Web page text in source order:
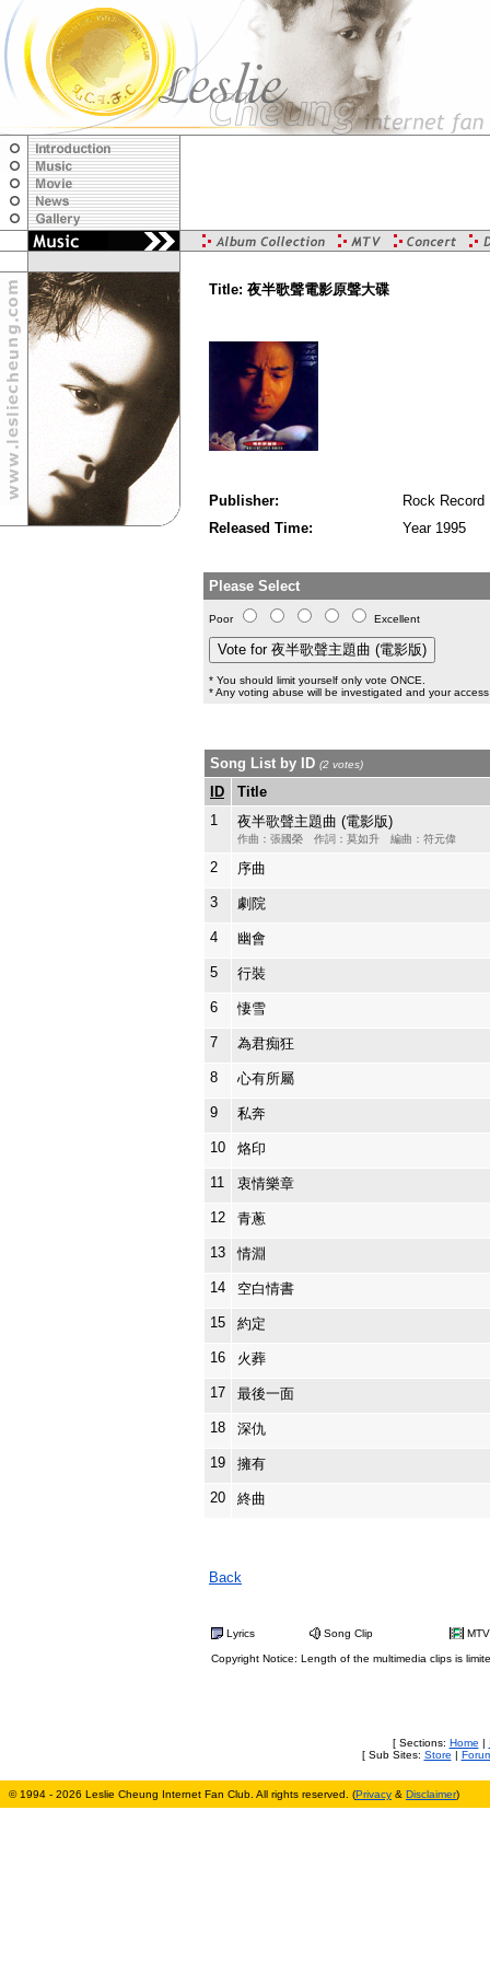
Title: 夜半歌聲電影原聲大碟
Publisher:
Rock Record
Released Time:
Year 1995
Please Select
Poor Excellent
* You should limit yourself only vote ONCE.
* Any voting abuse will be investigated and your
Song List by ID (2 votes)
ID
Title
1
夜半歌聲主題曲 (電影版)
作曲：張國榮 作詞：莫如升 編曲：符元偉
2 序曲
3 劇院
4 幽會
5 行裝
6 悽雪
7 為君痴狂
8 心有所屬
9 私奔
10 烙印
11 衷情樂章
12 青蔥
13 情淵
14 空白情書
15 約定
16 火葬
17 最後一面
18 深仇
19 擁有
20 終曲
Back
Lyrics Song Clip MTV
Copyright Notice: Length of the multimedia clips is
[ Sections: Home |
[ Sub Sites: Store |
© 1994 - 2026 Leslie Cheung Internet Fan Club. All rights reserved. (Privacy & Disclaimer)